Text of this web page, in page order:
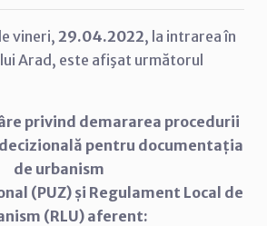
vineri, 29.04.2022, la intrarea în
Arad, este afişat următorul
privind demararea procedurii
pentru documentația
de urbanism
(PUZ) și Regulament Local de
(RLU) aferent: